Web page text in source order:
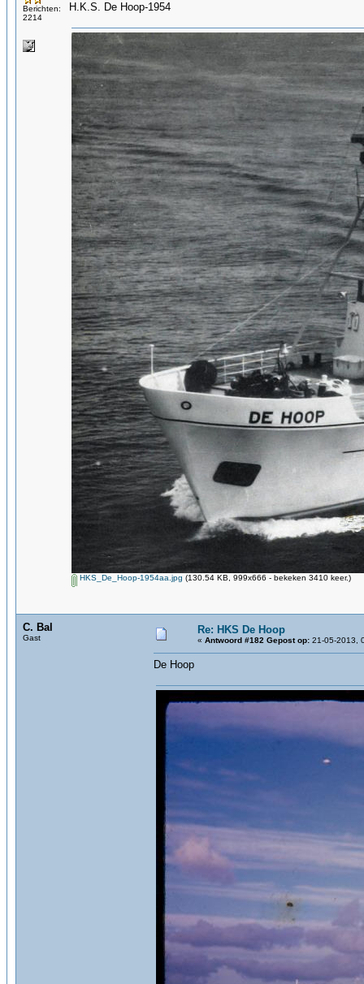
Berichten:
2214
H.K.S. De Hoop-1954
HKS_De_Hoop-1954aa.jpg (130.54 KB, 999x666 - bekeken 3410 keer.)
C. Bal
Gast
Re: HKS De Hoop
« Antwoord #182 Gepost op: 21-05-2013,
De Hoop